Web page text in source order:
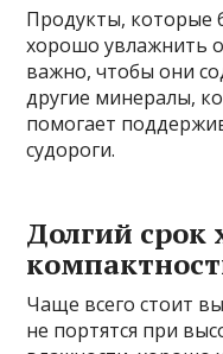
Продукты, которые
хорошо увлажнить
важно, чтобы они
другие минералы,
помогает
судороги.
Долгий срок
Чаще всего стоит
не портятся при